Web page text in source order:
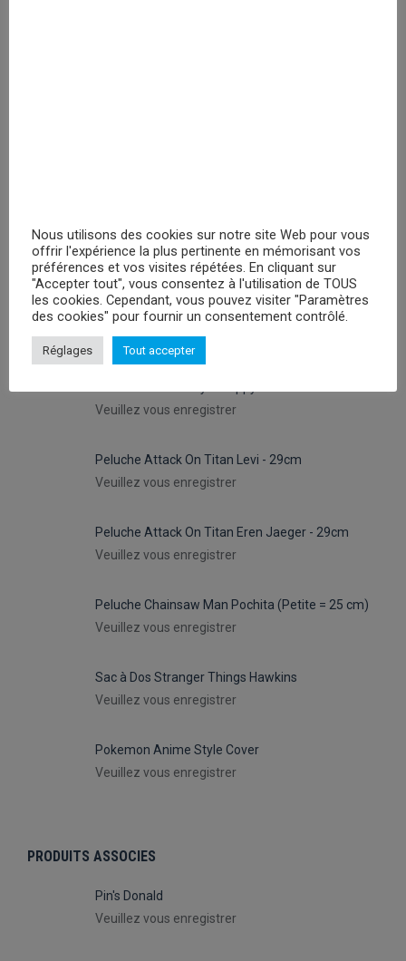
RECHERCHER
PROMOTIONS
Veuillez vous enregistrer
Peluche Attack On Titan Levi - 29cm
Veuillez vous enregistrer
Peluche Attack On Titan Eren Jaeger - 29cm
Veuillez vous enregistrer
Peluche Chainsaw Man Pochita (Petite = 25 cm)
Veuillez vous enregistrer
Sac à Dos Stranger Things Hawkins
Veuillez vous enregistrer
Pokemon Anime Style Cover
Veuillez vous enregistrer
PRODUITS ASSOCIES
Pin's Donald
Veuillez vous enregistrer
Nous utilisons des cookies sur notre site Web pour vous
offrir l'expérience la plus pertinente en mémorisant vos
préférences et vos visites répétées. En cliquant sur
"Accepter tout", vous consentez à l'utilisation de TOUS
les cookies. Cependant, vous pouvez visiter "Paramètres
des cookies" pour fournir un consentement contrôlé.
Réglages Tout accepter